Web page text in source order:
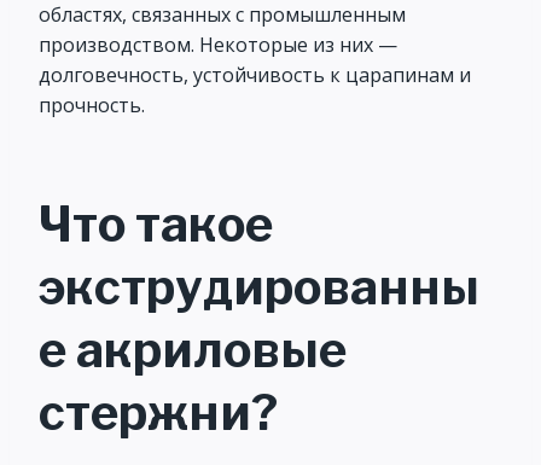
областях, связанных с промышленным
производством. Некоторые из них —
долговечность, устойчивость к царапинам и
прочность.
Что такое
экструдированны
е акриловые
стержни?